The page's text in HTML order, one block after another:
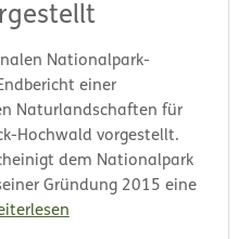
Nationalpark-
einer
Naturlandschaften für
Hochwald vorgestellt.
dem Nationalpark
Gründung 2015 eine